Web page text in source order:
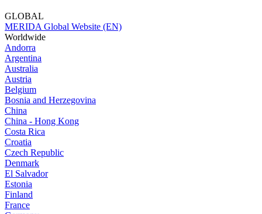
GLOBAL
MERIDA Global Website (EN)
Worldwide
Andorra
Argentina
Australia
Austria
Belgium
Bosnia and Herzegovina
China
China - Hong Kong
Costa Rica
Croatia
Czech Republic
Denmark
El Salvador
Estonia
Finland
France